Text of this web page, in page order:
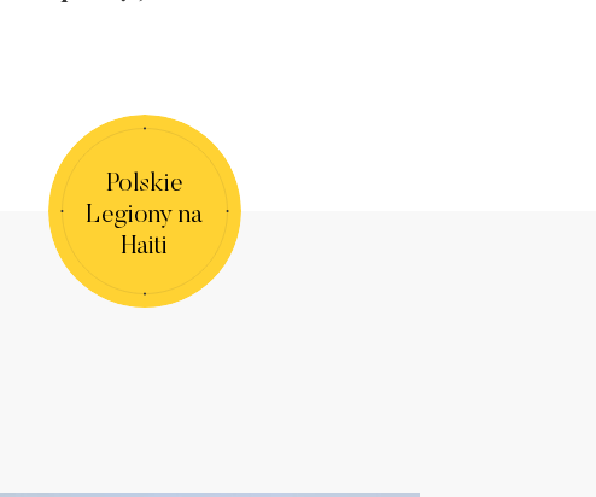
Polskie
Legiony na
Haiti